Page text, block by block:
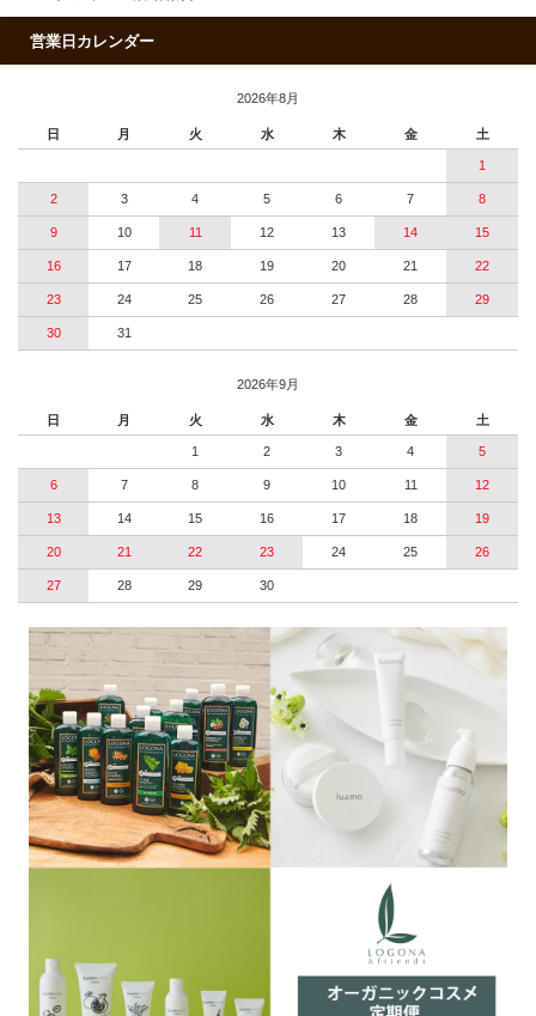
営業日カレンダー
2026年8月
日 月 火 水 木 金 土
1
2 3 4 5 6 7 8
9 10 11 12 13 14 15
16 17 18 19 20 21 22
23 24 25 26 27 28 29
30 31
2026年9月
日 月 火 水 木 金 土
1 2 3 4 5
6 7 8 9 10 11 12
13 14 15 16 17 18 19
20 21 22 23 24 25 26
27 28 29 30